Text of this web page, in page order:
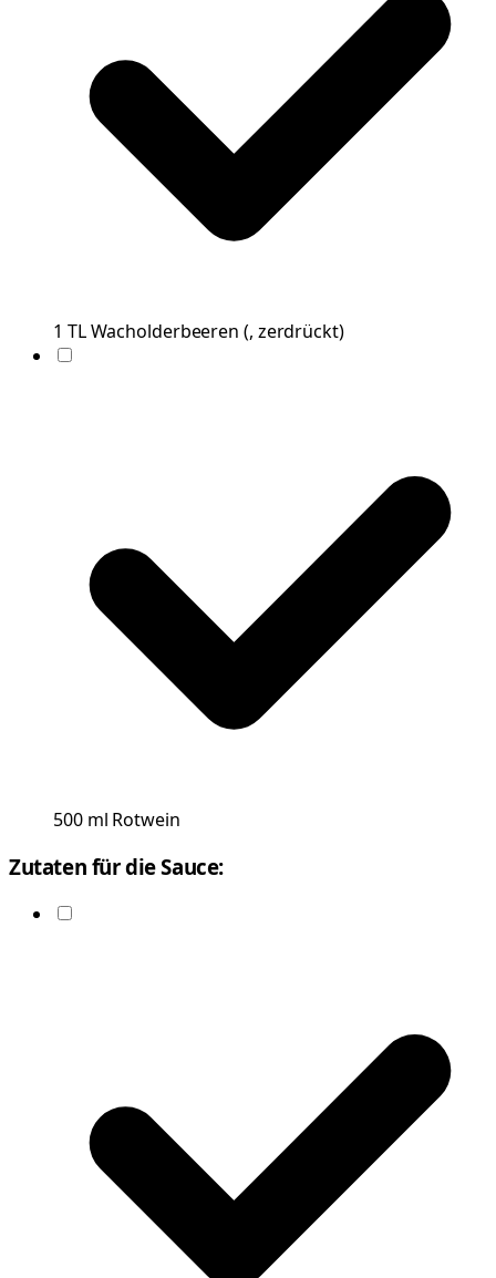
1 TLWacholderbeeren (, zerdrückt)
500 ml Rotwein
Zutaten für die Sauce: